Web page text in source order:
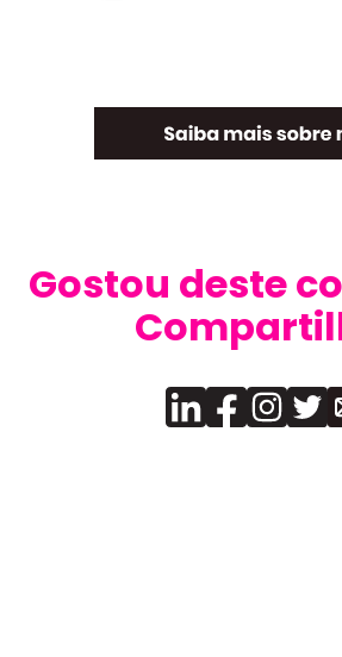
Gostou deste